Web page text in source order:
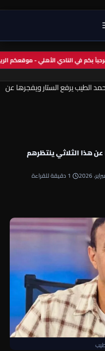
مرحباً بكم في النادي الأهلي -
الطيب يرفع الستار ويفجرها عن
هذا الثلاثي ينتظرهم
1 دقيقة للقراءة